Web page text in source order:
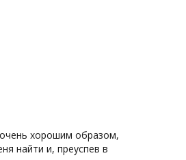
хорошим образом,
найти и, преуспев в